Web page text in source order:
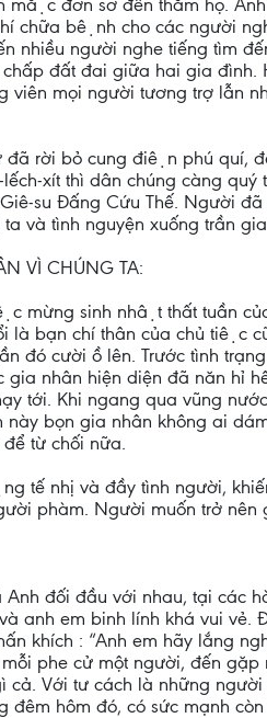
đơn sơ đến thăm họ.
chữa bệnh cho các người
người nghe tiếng tìm
đất đai giữa hai gia đình.
mọi người tương trợ lẫn
rời bỏ cung điện phú quí,
xít thì dân chúng càng quý
su Đấng Cứu Thế. Người
và tình nguyện xuống trần
VÌ CHÚNG TA:
sinh nhật thất tuần
bạn chí thân của chủ tiệc
đó cười ồ lên. Trước tình
nhân hiện diện đã năn hỉ
Khi ngang qua vũng
bọn gia nhân không ai
từ chối nữa.
nhị và đầy tình người,
phàm. Người muốn trở
đối đầu với nhau, tại các
anh em binh lính khá vui vẻ.
khích : “Anh em hãy lắng
phe cử một người, đến
Với tư cách là những
hôm đó, có sức mạnh